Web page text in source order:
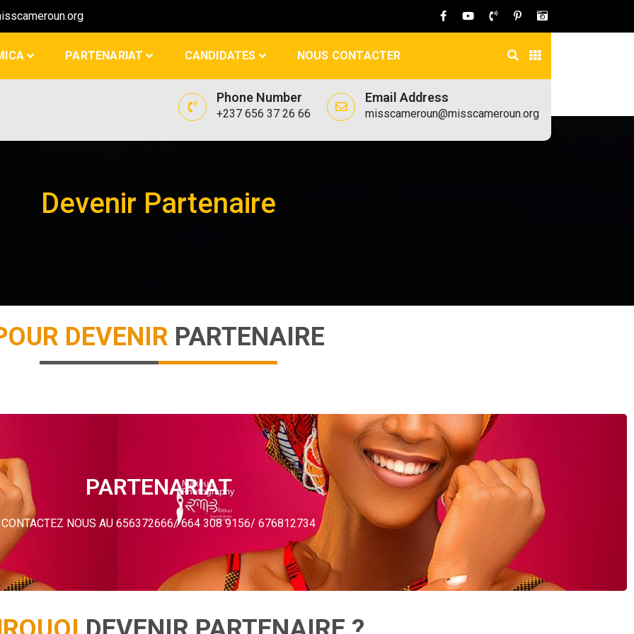
PARTENARIAT CANDIDATES NOUS CONTACTER
Phone Number
+237 656 37 26 66
Email Address
misscameroun@misscameroun.org
Devenir Partenaire
DEVENIR PARTENAIRE
PARTENARIAT
CONTACTEZ NOUS AU 656372666/ 664 308 9156/ 676812734
ENVOYEZ UN EMAIL A
VANESSA@MISSCAMEROUN.ORG
SOLLICITER UN DOSSIER MARKETING A L’ADRESSE
VANESSA@MISSCAMEROUN.ORG